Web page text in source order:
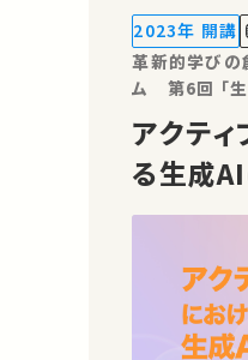
DX研究会で
連携」に焦
2023年 開講
革新的学びの
ム 第6回 「生
アクテ
る生成